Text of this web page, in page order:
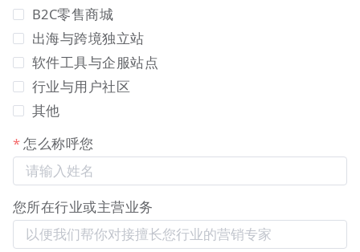
图示：知识搜索引擎优化器，专注于单条知识的SEO
B2C零售商城
出海与跨境独立站
软件工具与企服站点
行业与用户社区
其他
怎么称呼您
您所在行业或主营业务